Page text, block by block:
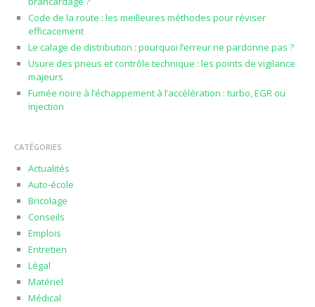
Code de la route : les meilleures méthodes pour réviser
efficacement
Le calage de distribution : pourquoi l’erreur ne pardonne pas ?
Usure des pneus et contrôle technique : les points de vigilance
majeurs
Fumée noire à l’échappement à l’accélération : turbo, EGR ou
injection
CATÉGORIES
Actualités
Auto-école
Bricolage
Conseils
Emplois
Entretien
Légal
Matériel
Médical